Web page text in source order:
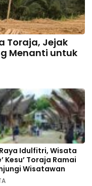
Toraja, Jejak
Menanti untuk
Idulfitri, Wisata
Kesu’ Toraja Ramai
Wisatawan